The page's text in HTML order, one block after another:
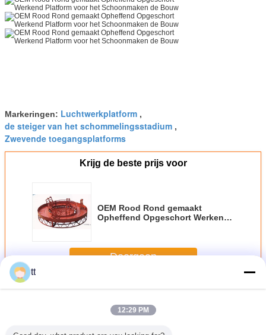
Markeringen: Luchtwerkplatform ,
de steiger van het schommelingsstadium ,
Zwevende toegangsplatforms
Krijg de beste prijs voor
OEM Rood Rond gemaakt
Opheffend Opgeschort Werkend
Doorgaan
MeerOpgeschort werken Platform
tt
12:29 PM